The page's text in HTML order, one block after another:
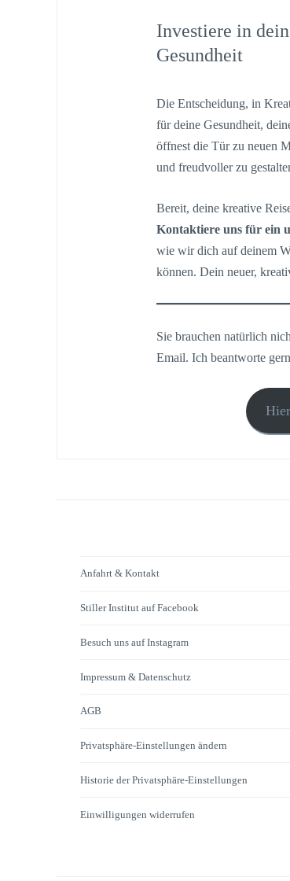
Investiere in
Gesundheit
Die Entscheidung, in
für deine Gesundheit,
öffnest die Tür zu neuen
und freudvoller zu
Bereit, deine kreative
Kontaktiere uns für ein
wie wir dich auf deinem
können. Dein neuer,
Sie brauchen natürlich
Email. Ich beantworte
Anfahrt & Kontakt
Stiller Institut auf Facebook
Besuch uns auf Instagram
Impressum & Datenschutz
AGB
Privatsphäre-Einstellungen ändern
Historie der Privatsphäre-Einstellungen
Einwilligungen widerrufen